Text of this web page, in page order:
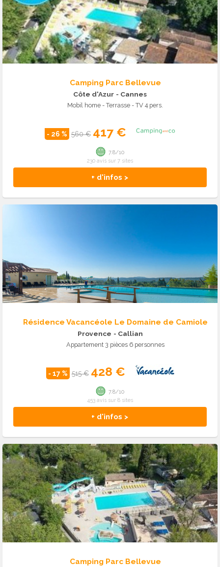
Camping Parc Bellevue
Côte d'Azur - Cannes
Mobil home - Terrasse - TV 4 pers.
- 26 % 560 € 417 €
+ d'infos >
7.8/10
230 avis sur 7 sites
Résidence Vacancéole Le Domaine de Camiole
Provence - Callian
Appartement 3 pièces 6 personnes
- 17 % 515 € 428 €
+ d'infos >
7.8/10
453 avis sur 8 sites
Camping Parc Bellevue